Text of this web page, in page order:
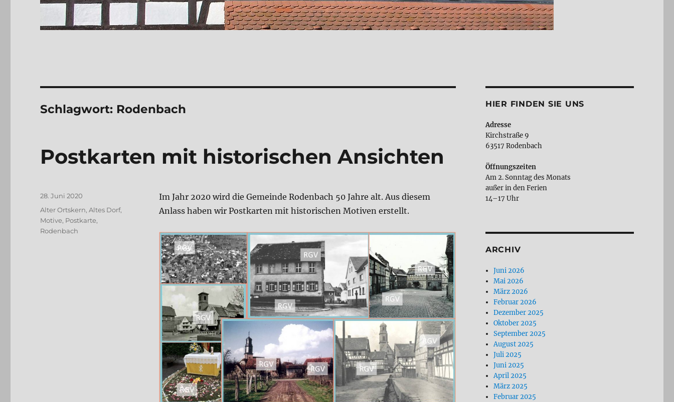
Schlagwort: Rodenbach
Postkarten mit historischen Ansichten
Im Jahr 2020 wird die Gemeinde Rodenbach 50 Jahre alt. Aus diesem
Anlass haben wir Postkarten mit historischen Motiven erstellt.
Veröffentlicht
am
28. Juni 2020
Schlagwörter
Alter Ortskern,Altes Dorf,
Motive, Postkarte,
Rodenbach
HIER FINDEN SIE UNS
Adresse
Kirchstraße 9
63517 Rodenbach
Öffnungszeiten
Am 2. Sonntag des Monats
außer in den Ferien
14–17 Uhr
ARCHIV
Juni 2026
Mai 2026
März 2026
Februar 2026
Dezember 2025
Oktober 2025
September 2025
August 2025
Juli 2025
Juni 2025
April 2025
März 2025
Februar 2025